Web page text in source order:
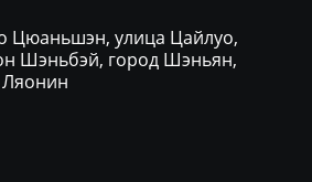
Цюаньшэн, улица Цайлуо,
Шэньбэй, город Шэньян,